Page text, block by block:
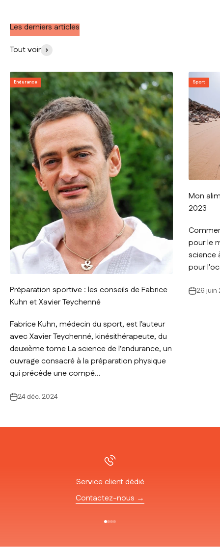
Les derniers articles
Tout voir
Endurance
Préparation sportive : les conseils de Fabrice
Kuhn et Xavier Teychenné
Fabrice Kuhn, médecin du sport, est l'auteur
avec Xavier Teychenné, kinésithérapeute, du
deuxième tome La science de l’endurance, un
ouvrage consacré à la préparation physique
qui précède une compé...
24 déc. 2024
Sport
Mon
2023
pour le
science
pour
26 juin
Service client dédié
Contactez-nous →